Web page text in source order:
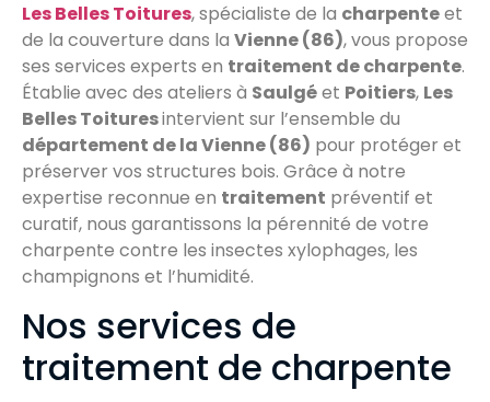
Les Belles Toitures, spécialiste de la charpenteet
de la couverture dans la Vienne (86), vous propose
ses services experts en traitement de charpente.
Établie avec des ateliers à Saulgéet Poitiers, Les
Belles Toituresintervient sur l’ensemble du
département de la Vienne (86) pour protéger et
préserver vos structures bois. Grâce à notre
expertise reconnue en traitement préventif et
curatif, nous garantissons la pérennité de votre
charpente contre les insectes xylophages, les
champignons et l’humidité.
Nos services de
traitement de charpente